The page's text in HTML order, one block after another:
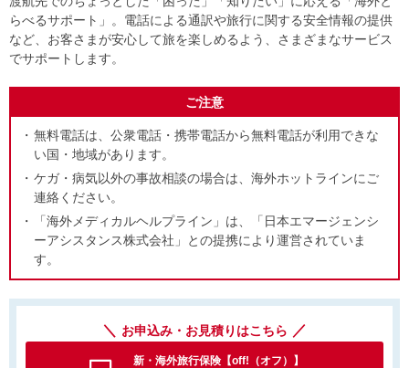
らべるサポート」。電話による通訳や旅行に関する安全情報の提供
など、お客さまが安心して旅を楽しめるよう、さまざまなサービス
でサポートします。
ご注意
無料電話は、公衆電話・携帯電話から無料電話が利用できな
い国・地域があります。
ケガ・病気以外の事故相談の場合は、海外ホットラインにご
連絡ください。
「海外メディカルヘルプライン」は、「日本エマージェンシ
ーアシスタンス株式会社」との提携により運営されていま
す。
お申込み・お見積りはこちら
新・海外旅行保険【off!（オフ）】